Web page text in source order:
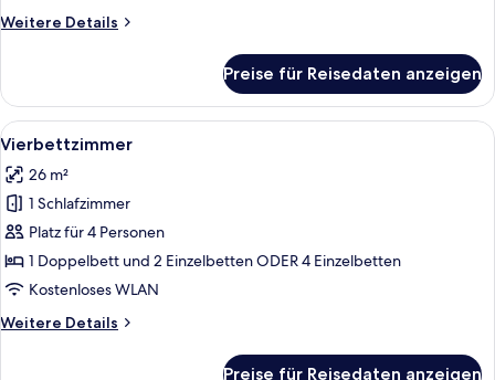
Weitere Details
Weitere
Preise für Reisedaten anzeigen
Alle
Fotos
für
Vierbettzimmer
anzeigen
Ein Hotelzimmer mit Bett,
5
Vierbettzimmer
26 m²
1 Schlafzimmer
Platz für 4 Personen
1 Doppelbett und 2 Einzelbetten ODER 4 Einzelbetten
Kostenloses WLAN
Weitere Details
Weitere
Preise für Reisedaten anzeigen